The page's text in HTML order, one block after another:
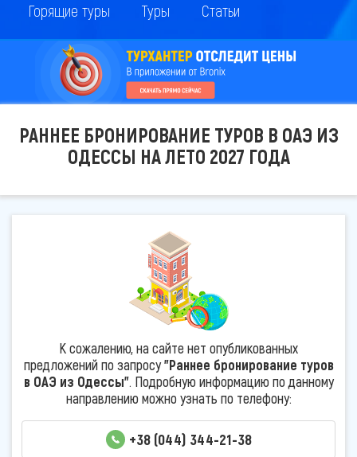
Горящие туры Туры Статьи
РАННЕЕ БРОНИРОВАНИЕ ТУРОВ В ОАЭ ИЗ
ОДЕССЫ НА ЛЕТО 2027 ГОДА
К сожалению, на сайте нет опубликованных
предложений по запросу"Раннее бронирование туров
в ОАЭ из Одессы". Подробную информацию по данному
направлению можно узнать по телефону:
+38 (044) 344-21-38